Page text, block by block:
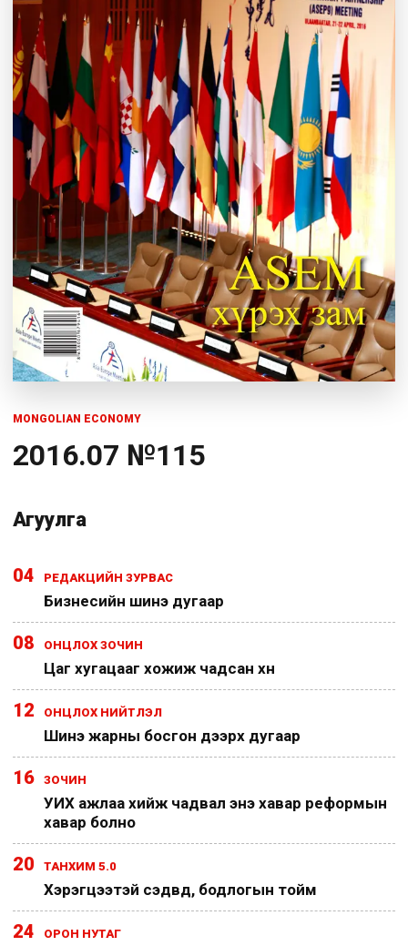
MONGOLIAN ECONOMY
2016.07 №115
Агуулга
04 РЕДАКЦИЙН ЗУРВАС
Бизнесийн шинэ дугаар
08 ОНЦЛОХ ЗОЧИН
Цаг хугацааг хожиж чадсан хүн
12 ОНЦЛОХ НИЙТЛЭЛ
Шинэ жарны босгон дээрх дугаар
16 ЗОЧИН
УИХ ажлаа хийж чадвал энэ хавар реформын
хавар болно
20 ТАНХИМ 5.0
Хэрэгцээтэй сэдвүүд, бодлогын тойм
24 ОРОН НУТАГ